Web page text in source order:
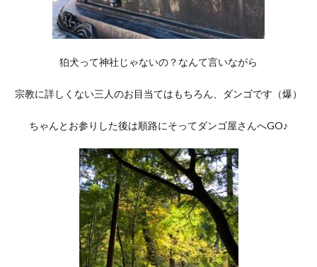
狛犬って神社じゃないの？なんて言いながら
宗教に詳しくない三人のお目当てはもちろん、ダンゴです（爆）
ちゃんとお参りした後は順路にそってダンゴ屋さんへGO♪